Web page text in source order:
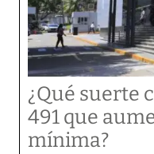
¿Qué suerte
491 que
mínima?